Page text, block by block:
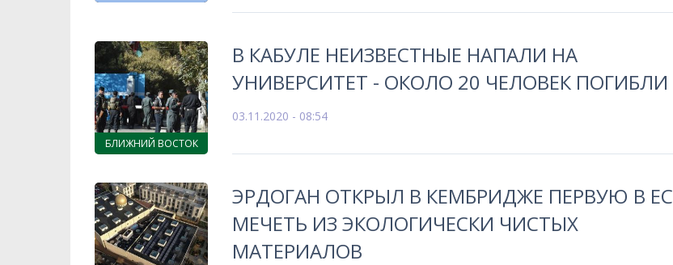
БЛИЖНИЙ ВОСТОК
В КАБУЛЕ НЕИЗВЕСТНЫЕ НАПАЛИ НА
УНИВЕРСИТЕТ - ОКОЛО 20 ЧЕЛОВЕК ПОГИБЛИ
03.11.2020 - 08:54
ЭРДОГАН ОТКРЫЛ В КЕМБРИДЖЕ ПЕРВУЮ В ЕС
МЕЧЕТЬ ИЗ ЭКОЛОГИЧЕСКИ ЧИСТЫХ
МАТЕРИАЛОВ